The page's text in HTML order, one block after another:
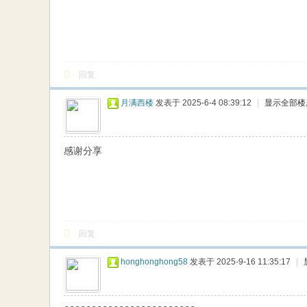
回复
月满西楼 发表于 2025-6-4 08:39:12 显示全部
感谢分享
回复
honghonghong58 发表于 2025-9-16 11:35:17